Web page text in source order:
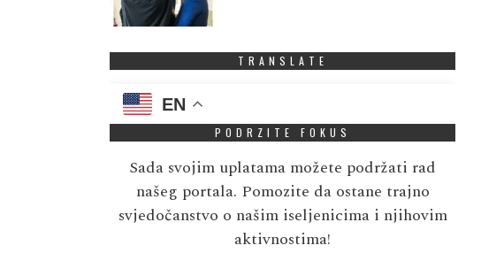
TRANSLATE
EN
PODRZITE FOKUS
Sada svojim uplatama možete podržati rad
našeg portala. Pomozite da ostane trajno
svjedočanstvo o našim iseljenicima i njihovim
aktivnostima!